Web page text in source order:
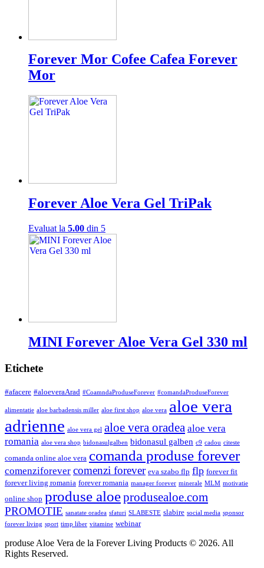
Forever Mor Cofee Cafea Forever
Mor
Forever Aloe Vera Gel TriPak
Evaluat la 5.00 din 5
MINI Forever Aloe Vera Gel 330 ml
Etichete
#afacere #aloeveraArad #CoamndaProduseForever #comandaProduseForever
alimentatie aloe barbadensis miller aloe first shop aloe vera aloe vera
adrienne aloe vera gel aloe vera oradea aloe vera
romania aloe vera shop bidonasulgalben bidonasul galben c9 cadou citeste
comanda online aloe vera comanda produse forever
comenziforever comenzi forever eva szabo flp flp forever fit
forever living romania forever romania manager forever minerale MLM motivatie
online shop produse aloeprodusealoe.com
PROMOTIE sanatate oradea sfaturi SLABESTE slabire social media sponsor
forever living sport timp liber vitamine webinar
produse Aloe Vera de la Forever Living Products © 2026. All
Rights Reserved.